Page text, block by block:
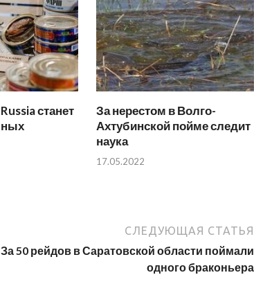
станет
За нерестом в Волго-
Ахтубинской пойме следит
наука
17.05.2022
СЛЕДУЮЩАЯ СТАТЬЯ
За 50 рейдов в Саратовской области поймали
одного браконьера